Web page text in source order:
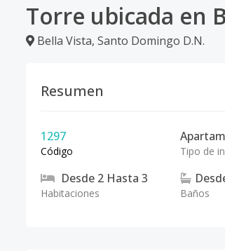
Torre ubicada en
Bella Vista, Santo Domingo D.N.
Resumen
1297
Código Tipo de
Desde 2 Hasta 3
Habitaciones Baños